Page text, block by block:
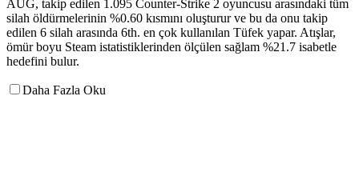
AUG, takip edilen 1.095 Counter-Strike 2 oyuncusu arasındaki tüm
silah öldürmelerinin %0.60 kısmını oluşturur ve bu da onu takip
edilen 6 silah arasında 6th. en çok kullanılan Tüfek yapar. Atışlar,
ömür boyu Steam istatistiklerinden ölçülen sağlam %21.7 isabetle
hedefini bulur.
Daha Fazla Oku